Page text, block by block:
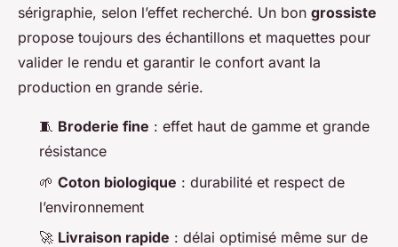
sérigraphie, selon l’effet recherché. Un bon grossiste
propose toujours des échantillons et maquettes pour
valider le rendu et garantir le confort avant la
production en grande série.
🧵 Broderie fine : effet haut de gamme et grande
résistance
🌱 Coton biologique : durabilité et respect de
l’environnement
🚀 Livraison rapide : délai optimisé même sur de